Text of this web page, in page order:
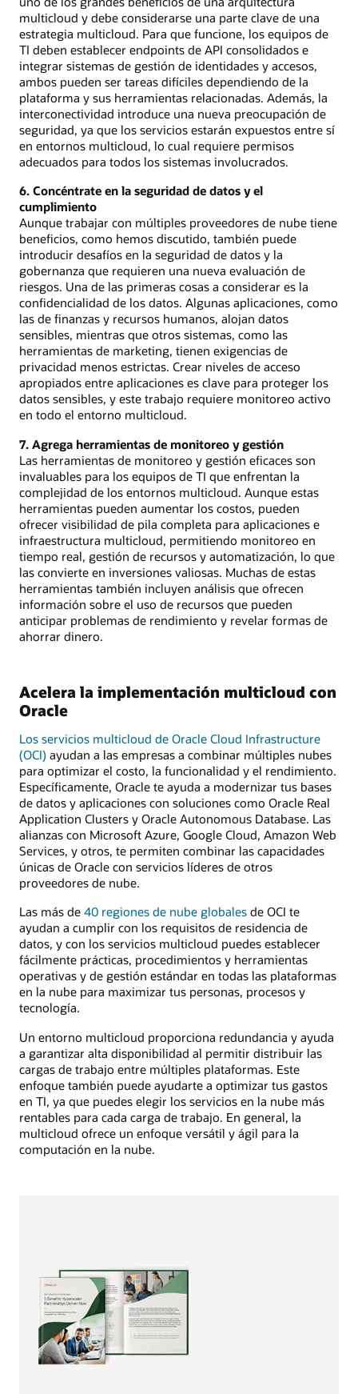
multicloud y debe considerarse una parte clave de una
estrategia multicloud. Para que funcione, los equipos de
TI deben establecer endpoints de API consolidados e
integrar sistemas de gestión de identidades y accesos,
ambos pueden ser tareas difíciles dependiendo de la
plataforma y sus herramientas relacionadas. Además, la
interconectividad introduce una nueva preocupación de
seguridad, ya que los servicios estarán expuestos entre sí
en entornos multicloud, lo cual requiere permisos
adecuados para todos los sistemas involucrados.
6. Concéntrate en la seguridad de datos y el
cumplimiento
Aunque trabajar con múltiples proveedores de nube tiene
beneficios, como hemos discutido, también puede
introducir desafíos en la seguridad de datos y la
gobernanza que requieren una nueva evaluación de
riesgos. Una de las primeras cosas a considerar es la
confidencialidad de los datos. Algunas aplicaciones, como
las de finanzas y recursos humanos, alojan datos
sensibles, mientras que otros sistemas, como las
herramientas de marketing, tienen exigencias de
privacidad menos estrictas. Crear niveles de acceso
apropiados entre aplicaciones es clave para proteger los
datos sensibles, y este trabajo requiere monitoreo activo
en todo el entorno multicloud.
7. Agrega herramientas de monitoreo y gestión
Las herramientas de monitoreo y gestión eficaces son
invaluables para los equipos de TI que enfrentan la
complejidad de los entornos multicloud. Aunque estas
herramientas pueden aumentar los costos, pueden
ofrecer visibilidad de pila completa para aplicaciones e
infraestructura multicloud, permitiendo monitoreo en
tiempo real, gestión de recursos y automatización, lo que
las convierte en inversiones valiosas. Muchas de estas
herramientas también incluyen análisis que ofrecen
información sobre el uso de recursos que pueden
anticipar problemas de rendimiento y revelar formas de
ahorrar dinero.
Acelera la implementación multicloud con
Oracle
Los servicios multicloud de Oracle Cloud Infrastructure
(OCI) ayudan a las empresas a combinar múltiples nubes
para optimizar el costo, la funcionalidad y el rendimiento.
Específicamente, Oracle te ayuda a modernizar tus bases
de datos y aplicaciones con soluciones como Oracle Real
Application Clusters y Oracle Autonomous Database. Las
alianzas con Microsoft Azure, Google Cloud, Amazon Web
Services, y otros, te permiten combinar las capacidades
únicas de Oracle con servicios líderes de otros
proveedores de nube.
Las más de 40 regiones de nube globales de OCI te
ayudan a cumplir con los requisitos de residencia de
datos, y con los servicios multicloud puedes establecer
fácilmente prácticas, procedimientos y herramientas
operativas y de gestión estándar en todas las plataformas
en la nube para maximizar tus personas, procesos y
tecnología.
Un entorno multicloud proporciona redundancia y ayuda
a garantizar alta disponibilidad al permitir distribuir las
cargas de trabajo entre múltiples plataformas. Este
enfoque también puede ayudarte a optimizar tus gastos
en TI, ya que puedes elegir los servicios en la nube más
rentables para cada carga de trabajo. En general, la
multicloud ofrece un enfoque versátil y ágil para la
computación en la nube.